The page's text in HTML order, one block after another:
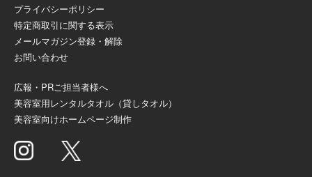
プライバシーポリシー
特定商取引に関する表示
メールマガジン登録・解除
お問い合わせ
広報・PRご担当者様へ
美容室用レンタルタオル（貸しタオル）
美容室向けホームページ制作